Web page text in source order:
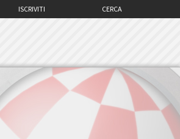
CERCA
ISCRIVITI